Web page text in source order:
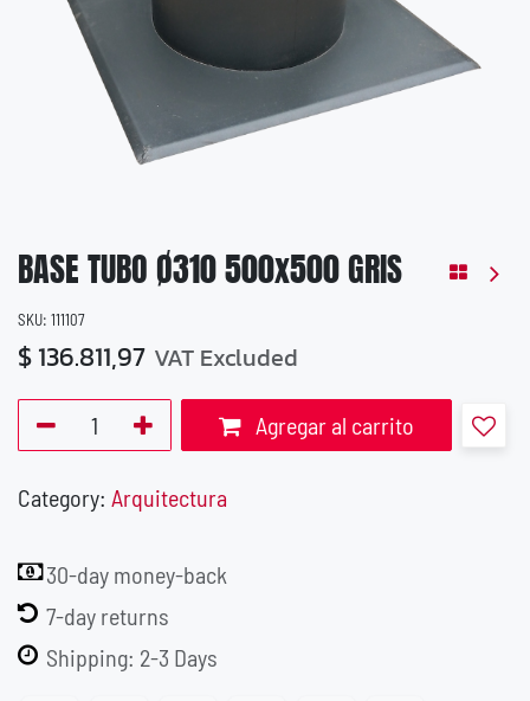
BASE TUBO Ø310 500x500 GRIS
SKU: 111107
$136.811,97 VAT Excluded
Agregar al carrito
Category: Arquitectura
30-day money-back
7-day returns
Shipping: 2-3 Days